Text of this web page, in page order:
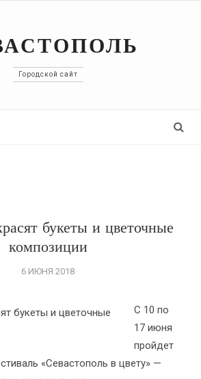
Городской сайт
букеты и цветочные
композиции
6 ИЮНЯ 2018
С 10 по
17 июня
пройдет
«Севастополь в цвету» —